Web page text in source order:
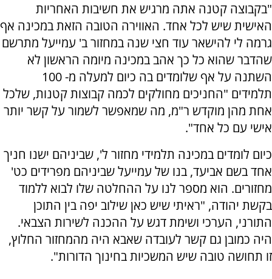
"בקבוצה קטנה אתה מרגיש את חשיבות האחריות
האישית שיש לכל אחד. האווירה הטובה הזאת במכינה אף
גרמה לי להישאר עוד חצי שנה במחזור ב' עמייעל מתרשם
שהדבר שהוא כל כך אהב במכינה מיומה הראשון לא
השתנה על אף שלומדים בה כיום למעלה מ- 100
תלמידים "החניכים מחולקים לכמה קבוצות קטנות, שלכל
אחת מהן מוקדש ר"מ, מה שמאפשר לשמור על קשר יותר
אישי עם כל אחד".
כיום לומדים במכינה תלמידי מחזור ל', שביניהם ישנו חניך
אחד בשם אביעד, בנו של עמייעל שביניהם מפרידים כט'
מחזורים. הוא מספר לנו על ההחלטה שלו לבוא ללמוד
בקשת יהודה, "ראיתי שיש כאן שילוב יפה בין התוכן
התורני, הערכי ושימת דגש על ההכנה לשירות הצבאי.
היה כמובן גם קשר לעובדה שאבא היה מהמחזור החלוץ,
זו תחושה טובה שיש המשכיות בחינוך הדורות".